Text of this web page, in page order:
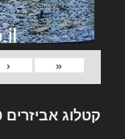
«
‹
קטלוג אביזרים Jeep 1980